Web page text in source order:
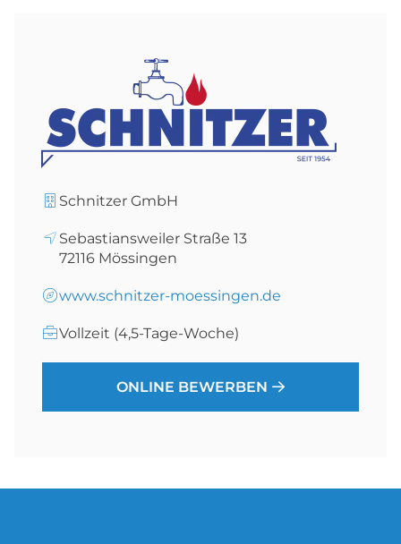
Schnitzer GmbH
Sebastiansweiler Straße 13
72116 Mössingen
www.schnitzer-moessingen.de
Vollzeit (4,5-Tage-Woche)
ONLINE BEWERBEN